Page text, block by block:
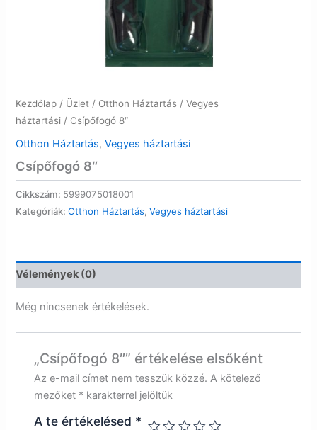
Kezdőlap / Üzlet / Otthon Háztartás /Vegyes
háztartási / Csípőfogó 8″
Otthon Háztartás,Vegyes háztartási
Csípőfogó 8″
Cikkszám: 5999075018001
Kategóriák:Otthon Háztartás,Vegyes háztartási
Vélemények (0)
Még nincsenek értékelések.
„Csípőfogó 8″” értékelése elsőként
Az e-mail címet nem tesszük közzé. A kötelező
mezőket *karakterrel jelöltük
A te értékelésed *